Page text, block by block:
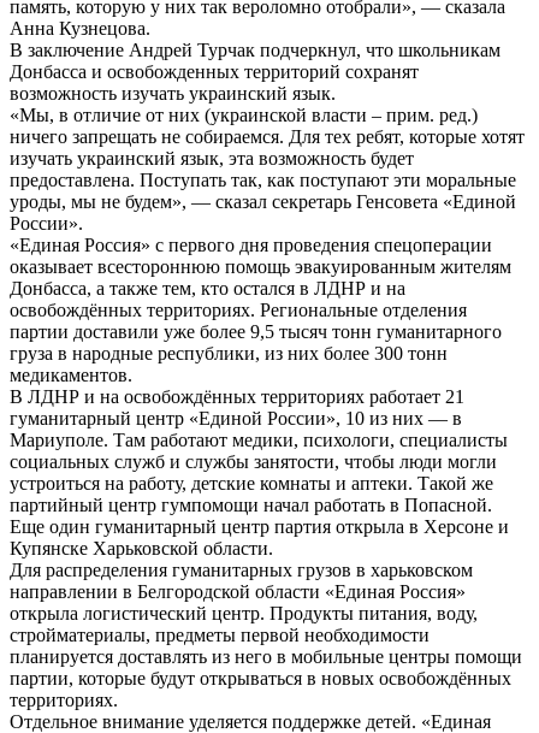
память, которую у них так вероломно отобрали», — сказала
Анна Кузнецова.
В заключение Андрей Турчак подчеркнул, что школьникам
Донбасса и освобожденных территорий сохранят
возможность изучать украинский язык.
«Мы, в отличие от них (украинской власти – прим. ред.)
ничего запрещать не собираемся. Для тех ребят, которые хотят
изучать украинский язык, эта возможность будет
предоставлена. Поступать так, как поступают эти моральные
уроды, мы не будем», — сказал секретарь Генсовета «Единой
России».
«Единая Россия» с первого дня проведения спецоперации
оказывает всестороннюю помощь эвакуированным жителям
Донбасса, а также тем, кто остался в ЛДНР и на
освобождённых территориях. Региональные отделения
партии доставили уже более 9,5 тысяч тонн гуманитарного
груза в народные республики, из них более 300 тонн
медикаментов.
В ЛДНР и на освобождённых территориях работает 21
гуманитарный центр «Единой России», 10 из них — в
Мариуполе. Там работают медики, психологи, специалисты
социальных служб и службы занятости, чтобы люди могли
устроиться на работу, детские комнаты и аптеки. Такой же
партийный центр гумпомощи начал работать в Попасной.
Еще один гуманитарный центр партия открыла в Херсоне и
Купянске Харьковской области.
Для распределения гуманитарных грузов в харьковском
направлении в Белгородской области «Единая Россия»
открыла логистический центр. Продукты питания, воду,
стройматериалы, предметы первой необходимости
планируется доставлять из него в мобильные центры помощи
партии, которые будут открываться в новых освобождённых
территориях.
Отдельное внимание уделяется поддержке детей. «Единая